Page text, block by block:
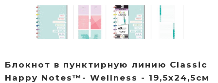
Блокнот в пунктирную линию Classic
Happy Notes™- Wellness - 19,5х24,5см